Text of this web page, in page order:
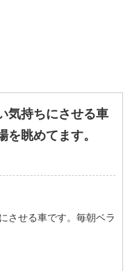
気持ちにさせる車
眺めてます。
させる車です。毎朝ベラ